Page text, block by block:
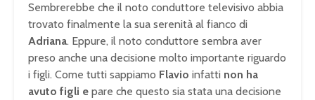
Sembrerebbe che il noto conduttore televisivo abbia
trovato finalmente la sua serenità al fianco di
Adriana. Eppure, il noto conduttore sembra aver
preso anche una decisione molto importante riguardo
i figli. Come tutti sappiamo Flavio infatti non ha
avuto figli e pare che questo sia stata una decisione